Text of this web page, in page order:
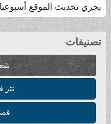
يجري تحديث الموقع أسبوعيا
تصنيفات
شعر
نثر فني
قصة